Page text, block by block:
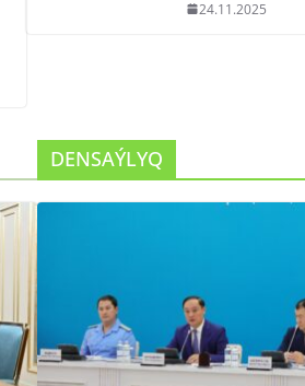
24.11.2025
DENSAÝLYQ